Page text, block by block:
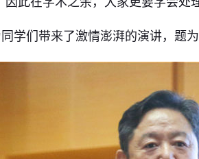
学们带来了激情澎湃的演讲，题为